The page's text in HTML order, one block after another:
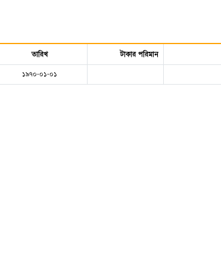
তারিখ টাকার পরিমান
১৯৭০-০১-০১